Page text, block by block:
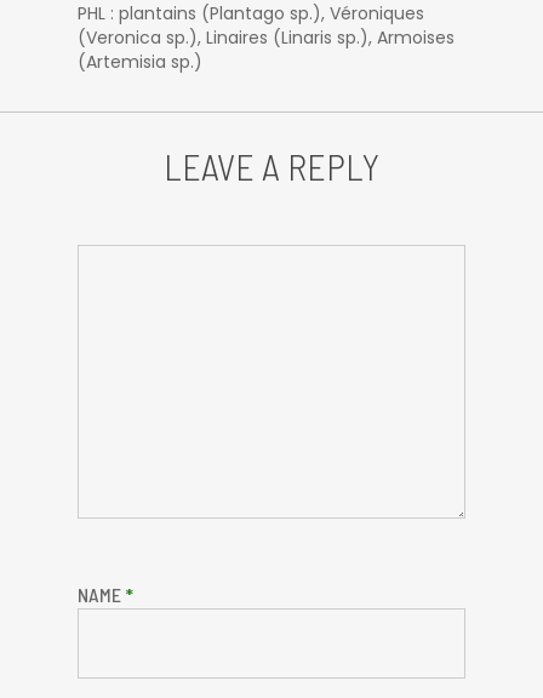
PHL : plantains (Plantago sp.), Véroniques
(Veronica sp.), Linaires (Linaris sp.), Armoises
(Artemisia sp.)
LEAVE A REPLY
NAME *